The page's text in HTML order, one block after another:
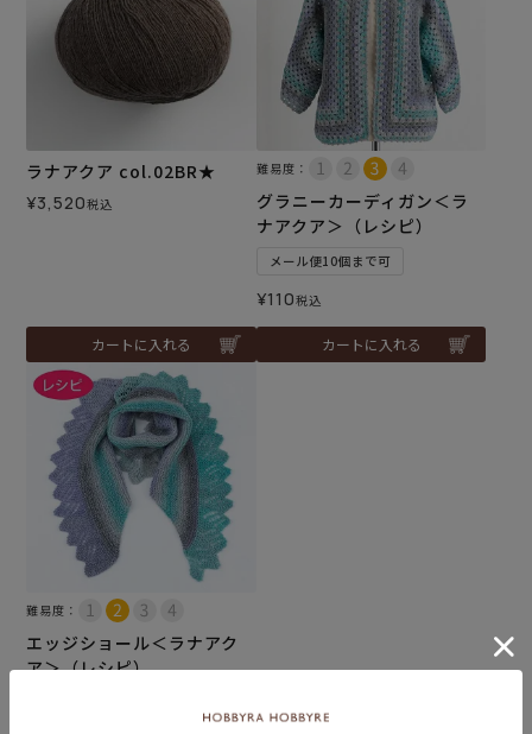
ラナアクア col.02BR★
¥3,520税込
カートに入れる
難易度：
グラニーカーディガン＜ラ
ナアクア＞（レシピ）
メール便10個まで可
¥110税込
カートに入れる
難易度：
エッジショール＜ラナアク
ア＞（レシピ）